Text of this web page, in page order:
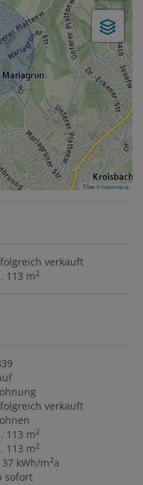
Tiles ©basemap.at
verkauft
113 m2
verkauft
113 m2
113 m2
37 kWh/m2a
sofort